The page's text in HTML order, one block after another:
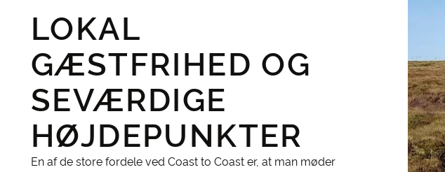
LOKAL
GÆSTFRIHED OG
SEVÆRDIGE
HØJDEPUNKTER
En af de store fordele ved Coast to Coast er, at man møder